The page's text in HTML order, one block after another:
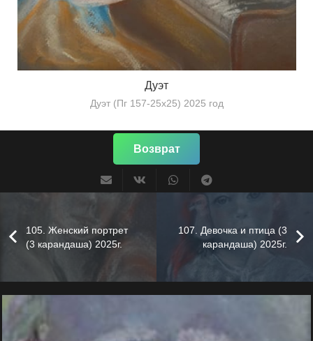
Дуэт
Дуэт (Пг 157-25х25) 2025 год
Возврат
105. Женский портрет
(3 карандаша) 2025г.
107. Девочка и птица (3
карандаша) 2025г.